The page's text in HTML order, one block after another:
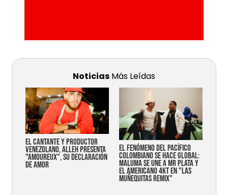
Noticias Más Leídas
EL CANTANTE Y PRODUCTOR
VENEZOLANO, ALLEH PRESENTA
"AMOUREUX", SU DECLARACIÓN
DE AMOR
EL FENÓMENO DEL PACÍFICO
COLOMBIANO SE HACE GLOBAL:
MALUMA SE UNE A MR PLATA Y
EL AMERICANO 4KT EN "LAS
MUÑEQUITAS REMIX"